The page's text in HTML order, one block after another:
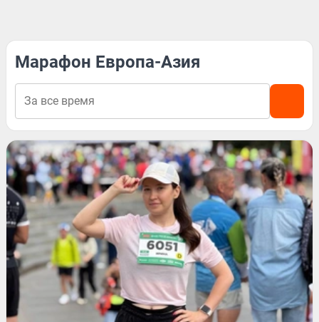
Марафон Европа-Азия